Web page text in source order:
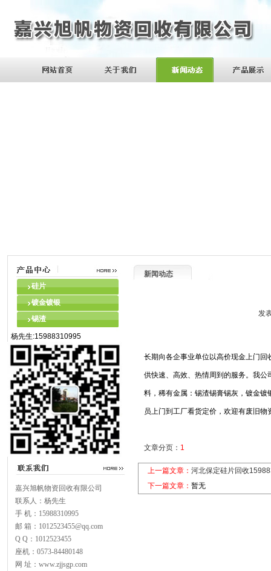
硅片
镀金镀银
锡渣
杨先生:15988310995
嘉兴旭帆物资回收有限公司
联系人：杨先生
手 机：15988310995
邮 箱：1012523455@qq.com
Q Q：1012523455
座机：0573-84480148
网 址：www.zjjsgp.com
新闻动态
发
长期向各企事业单位以高价现金上门
供快速、高效、热情周到的服务。我
料，稀有金属：锡渣锡膏锡灰，镀金
员上门到工厂看货定价，欢迎有废旧
文章分页： 1
上一篇文章： 河北保定硅片回收
下一篇文章： 暂无